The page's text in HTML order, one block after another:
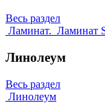
Весь раздел
Ламинат. Ламинат
Линолеум
Весь раздел
Линолеум